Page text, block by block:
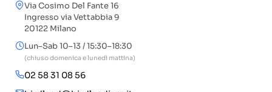
Via Cosimo Del Fante 16
Ingresso via Vettabbia 9
20122 Milano
Lun–Sab 10–13 / 15:30–18:30
(chiuso domenica e lunedì mattina)
02 58 31 08 56